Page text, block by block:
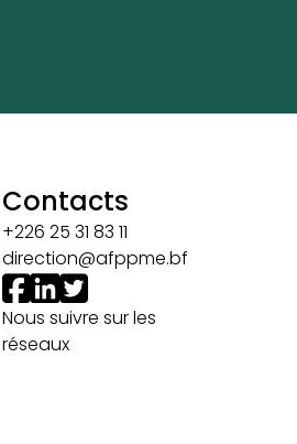
Contacts
+226 25 31 83 11
direction@afppme.bf
Nous suivre sur les
réseaux